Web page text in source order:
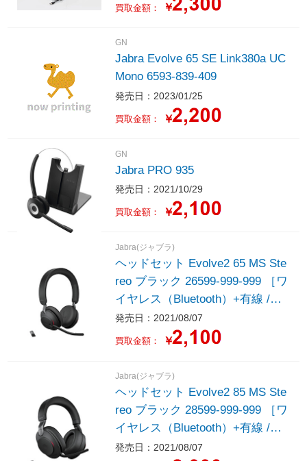
買取金額： ￥
GN
Jabra Evolve 65 SE Link380a UC
Mono 6593-839-409
発売日：2023/01/25
買取金額： ￥
GN
Jabra PRO 935
発売日：2021/10/29
買取金額： ￥
Jabra(ジャブラ)
ヘッドセット Evolve2 65 MS Ste
reo ブラック 26599-999-999 ［ワ
イヤレス（Bluetooth）+有線 /両
耳 /ヘッドバンドタイプ］
発売日：2021/08/07
買取金額： ￥
Jabra(ジャブラ)
ヘッドセット Evolve2 85 MS Ste
reo ブラック 28599-999-999 ［ワ
イヤレス（Bluetooth）+有線 /両
耳 /ヘッドバンドタイプ］
発売日：2021/08/07